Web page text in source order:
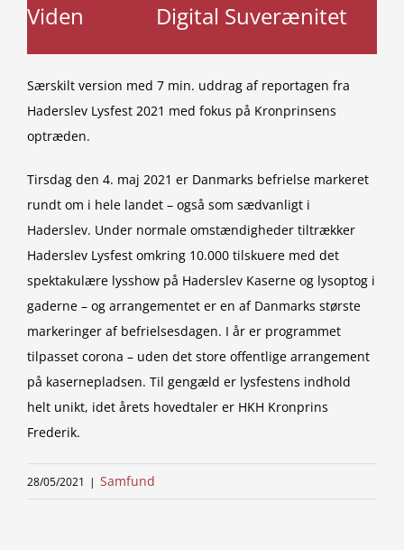
Viden
Digital Suverænitet
Særskilt version med 7 min. uddrag af reportagen fra
Haderslev Lysfest 2021 med fokus på Kronprinsens
optræden.
Tirsdag den 4. maj 2021 er Danmarks befrielse markeret
rundt om i hele landet – også som sædvanligt i
Haderslev. Under normale omstændigheder tiltrækker
Haderslev Lysfest omkring 10.000 tilskuere med det
spektakulære lysshow på Haderslev Kaserne og lysoptog i
gaderne – og arrangementet er en af Danmarks største
markeringer af befrielsesdagen. I år er programmet
tilpasset corona – uden det store offentlige arrangement
på kasernepladsen. Til gengæld er lysfestens indhold
helt unikt, idet årets hovedtaler er HKH Kronprins
Frederik.
28/05/2021 | Samfund